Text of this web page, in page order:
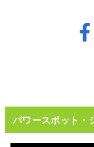
パワースポット・